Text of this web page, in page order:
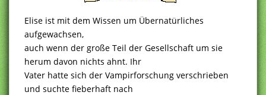
Elise ist mit dem Wissen um Übernatürliches
aufgewachsen,
auch wenn der große Teil der Gesellschaft um sie
herum davon nichts ahnt. Ihr
Vater hatte sich der Vampirforschung verschrieben
und suchte fieberhaft nach